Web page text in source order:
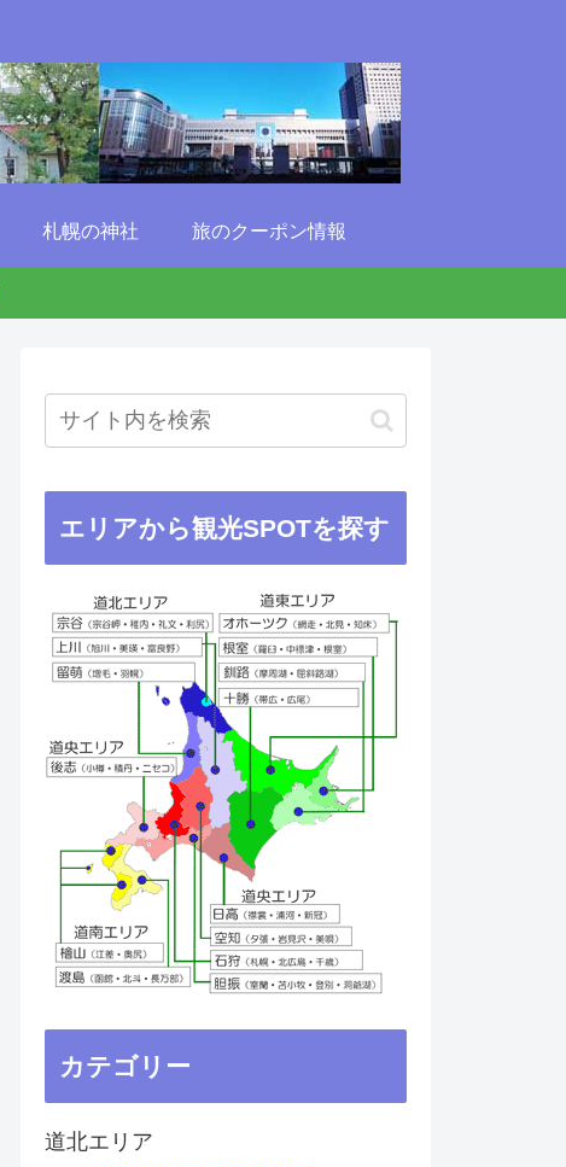
札幌の神社 旅のクーポン情報
エリアから観光SPOTを探す
カテゴリー
道北エリア